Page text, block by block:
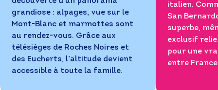
grandiose : alpages, vue sur le
Mont-Blanc et marmottes sont
au rendez-vous. Grâce aux
télésièges de Roches Noires et
des Eucherts, l’altitude devient
accessible à toute la famille.
italien.
San
superbe,
exclusif
pour une
entre